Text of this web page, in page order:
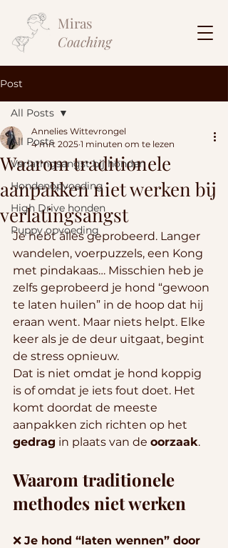
Miras
Coaching
Post
All Posts
Verlatingsangst bij honden
Hondenopvoeding
High Drive honden
Puppy opvoeding
All Posts
Waarom traditionele
aanpakken niet werken bij
verlatingsangst
Annelies Wittevrongel
4 mrt 2025 1 minuten om te lezen
Je hebt álles geprobeerd. Langer
wandelen, voerpuzzels, een Kong
met pindakaas… Misschien heb je
zelfs geprobeerd je hond “gewoon
te laten huilen” in de hoop dat hij
eraan went. Maar niets helpt. Elke
keer als je de deur uitgaat, begint
de stress opnieuw.
Dat is niet omdat je hond koppig
is of omdat je iets fout doet. Het
komt doordat de meeste
aanpakken zich richten op het
gedrag in plaats van de oorzaak.
Waarom traditionele
methodes niet werken
❌ Je hond “laten wennen” door